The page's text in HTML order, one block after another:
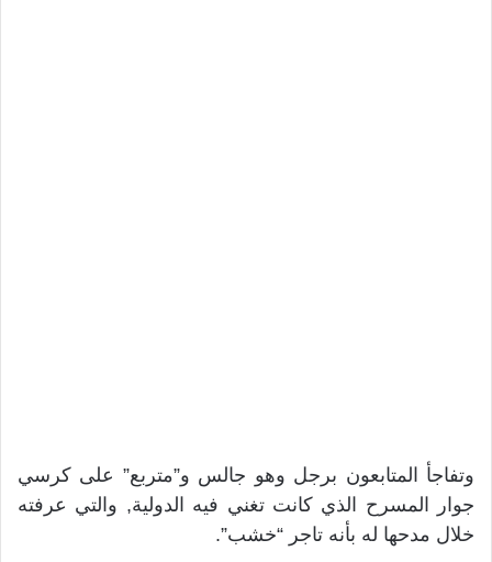
وتفاجأ المتابعون برجل وهو جالس و”متربع” على كرسي
جوار المسرح الذي كانت تغني فيه الدولية, والتي عرفته
خلال مدحها له بأنه تاجر “خشب”.